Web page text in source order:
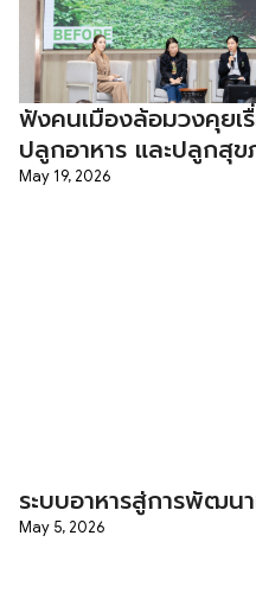
ฟังคนเมืองล้อมวงคุยเ
ปลูกอาหาร และปลูกสุข
May 19, 2026
ระบบอาหารสู่การพัฒน
May 5, 2026